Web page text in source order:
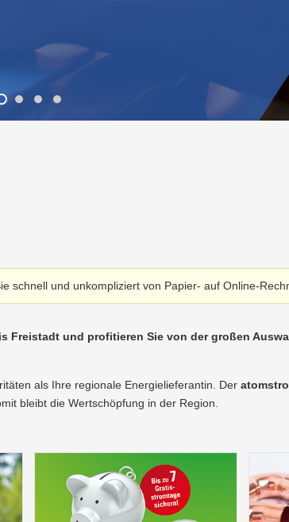
Energieeffizienz
Nachhaltigkeit
Projekte
AG
WASSER
LINZ
schnell und unkompliziert von Papier- auf Online-
und profitieren Sie von der großen
als Ihre regionale Energielieferantin. Der
bleibt die Wertschöpfung in der Region.